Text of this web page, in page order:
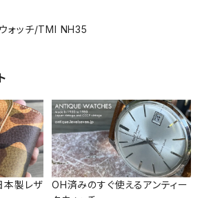
ウォッチ/TMI NH35
本製レザ
OH済みのすぐ使えるアンティー